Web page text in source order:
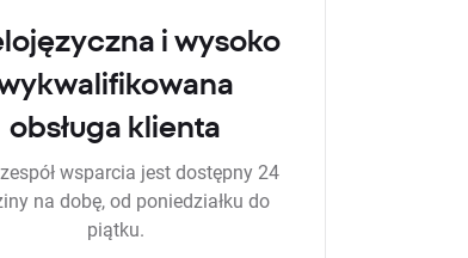
i wysoko
obsługa klienta
wsparcia jest dostępny 24
na dobę, od poniedziałku do
piątku.